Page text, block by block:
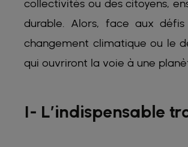
collectivités ou des citoyens,
durable. Alors, face aux
changement climatique ou le
qui ouvriront la voie à une
1- L’indispensable